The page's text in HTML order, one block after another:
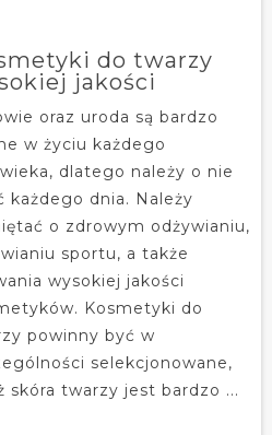
do twarzy
jakości
oraz uroda są bardzo
w życiu każdego
dlatego należy o nie
każdego dnia. Należy
o zdrowym odżywianiu,
sportu, a także
wysokiej jakości
Kosmetyki do
powinny być w
selekcjonowane,
skóra twarzy jest bardzo ...